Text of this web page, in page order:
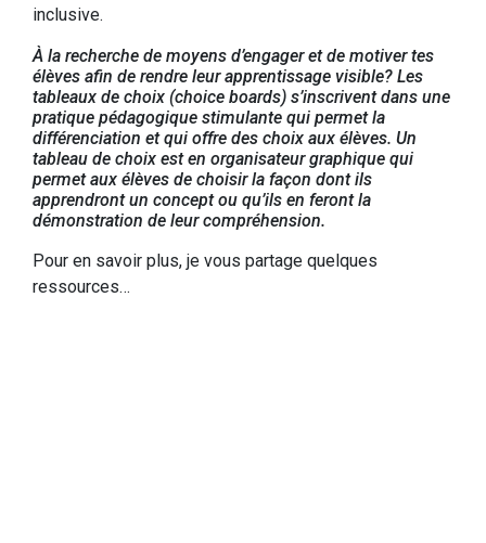
inclusive.
À la recherche de moyens d’engager et de motiver tes
élèves afin de rendre leur apprentissage visible? Les
tableaux de choix (choice boards) s’inscrivent dans une
pratique pédagogique stimulante qui permet la
différenciation et qui offre des choix aux élèves. Un
tableau de choix est en organisateur graphique qui
permet aux élèves de choisir la façon dont ils
apprendront un concept ou qu’ils en feront la
démonstration de leur compréhension.
Pour en savoir plus, je vous partage quelques
ressources…